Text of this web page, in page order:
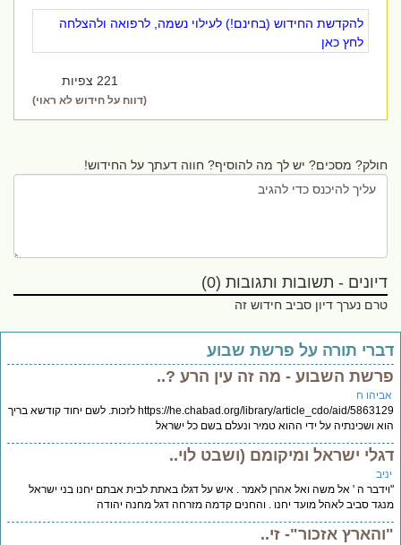
להקדשת החידוש (בחינם!) לעילוי נשמה, לרפואה ולהצלחה
לחץ כאן
221 צפיות
(דווח על חידוש לא ראוי)
חולק? מסכים? יש לך מה להוסיף? חווה דעתך על החידוש!
דיונים - תשובות ותגובות (0)
טרם נערך דיון סביב חידוש זה
תורה על פרשת שבוע
השבוע - מה זה עין הרע ?..
ח
https://he.chabad.org/library/article_cdo/aid/5863129 לזכות. לשם יחוד קודשא בריך
ושכינתיה על ידי ההוא טמיר ונעלם בשם כל ישראל
ישראל ומיקומם (ושבט לוי..
ה ' אל משה ואל אהרן לאמר . איש על דגלו באתת לבית אבתם יחנו בני ישראל
סביב לאהל מועד יחנו . והחנים קדמה מזרחה דגל מחנה יהודה
אזכור"- זי..